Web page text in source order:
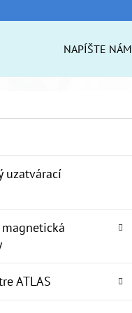
NAPÍŠTE NÁM
uzatvárací
magnetická
ATLAS